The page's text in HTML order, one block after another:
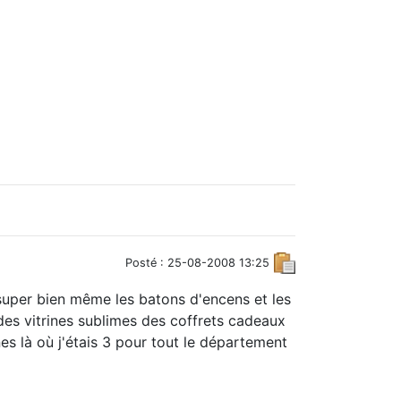
Posté : 25-08-2008 13:25
bien même les batons d'encens et les
vitrines sublimes des coffrets cadeaux
là où j'étais 3 pour tout le département